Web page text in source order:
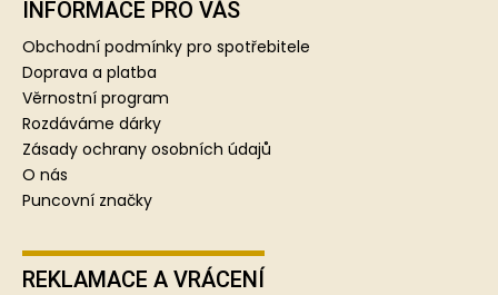
INFORMACE PRO VÁS
Obchodní podmínky pro spotřebitele
Doprava a platba
Věrnostní program
Rozdáváme dárky
Zásady ochrany osobních údajů
O nás
Puncovní značky
REKLAMACE A VRÁCENÍ